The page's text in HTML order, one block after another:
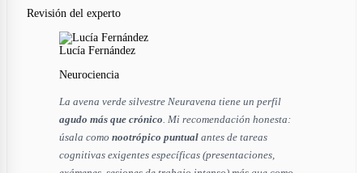
Revisión del experto
Lucía Fernández
Neurociencia
La avena verde silvestre Neuravena tiene un perfil
agudo más que crónico . Mi recomendación honesta:
úsala como nootrópico puntual antes de tareas
cognitivas exigentes específicas (presentaciones,